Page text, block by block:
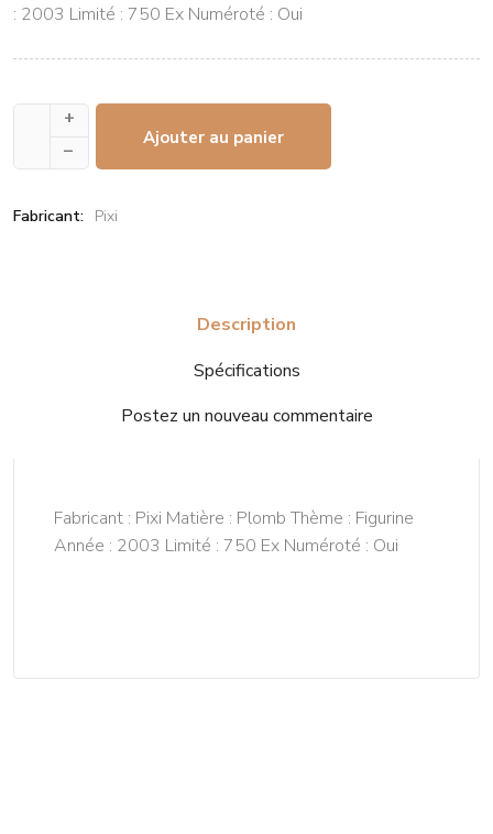
: 2003 Limité : 750 Ex Numéroté : Oui
+
–
Ajouter au panier
Fabricant: Pixi
Description
Spécifications
Postez un nouveau commentaire
Fabricant : Pixi Matière : Plomb Thème : Figurine
Année : 2003 Limité : 750 Ex Numéroté : Oui